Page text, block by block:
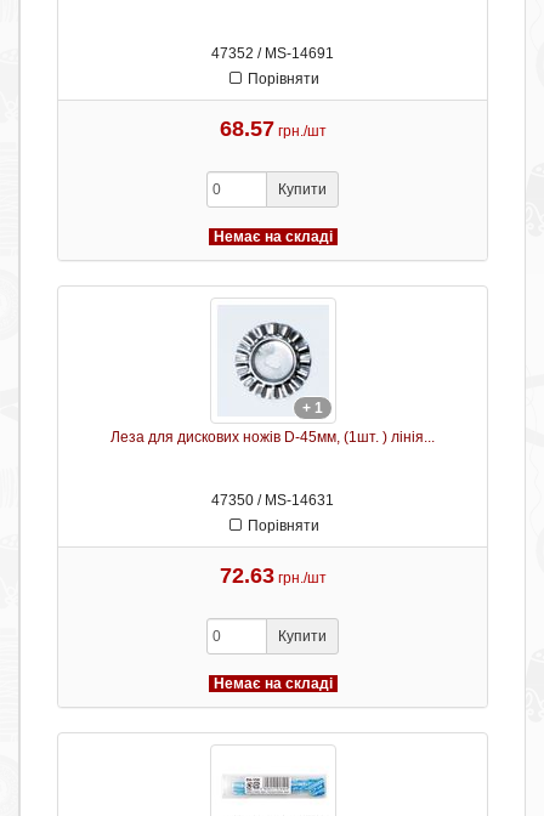
47352 / MS-14691
Порівняти
68.57 грн./шт
Купити
Немає на складі
+ 1
Леза для дискових ножів D-45мм, (1шт. ) лінія...
47350 / MS-14631
Порівняти
72.63 грн./шт
Купити
Немає на складі